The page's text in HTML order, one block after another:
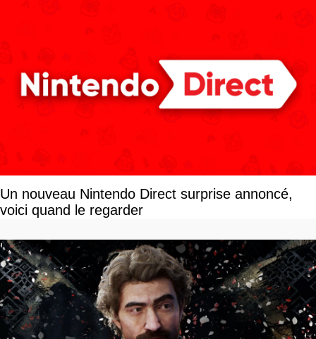
Un nouveau Nintendo Direct surprise annoncé,
voici quand le regarder